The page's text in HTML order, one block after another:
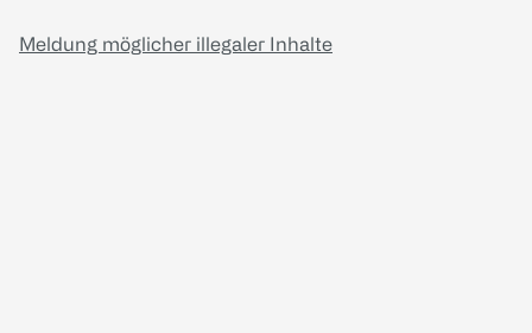
Meldung möglicher illegaler Inhalte